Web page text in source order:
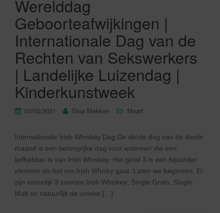
Werelddag
Geboorteafwijkingen |
Internationale Dag van de
Rechten van Sekswerkers
| Landelijke Luizendag |
Kinderkunstweek
03/03/2021 Gina Makken Maart
Internationale Irish Whiskey Dag De derde dag van de derde
maand is een belangrijke dag voor iedereen die een
liefhebber is van Irish Whiskey. Het getal 3 is een bijzonder
element als het om Irish Whisky gaat. Laten we beginnen. Er
zijn namelijk 3 soorten Irish Whiskey; Single Grain, Single
Malt en natuurlijk de unieke […]